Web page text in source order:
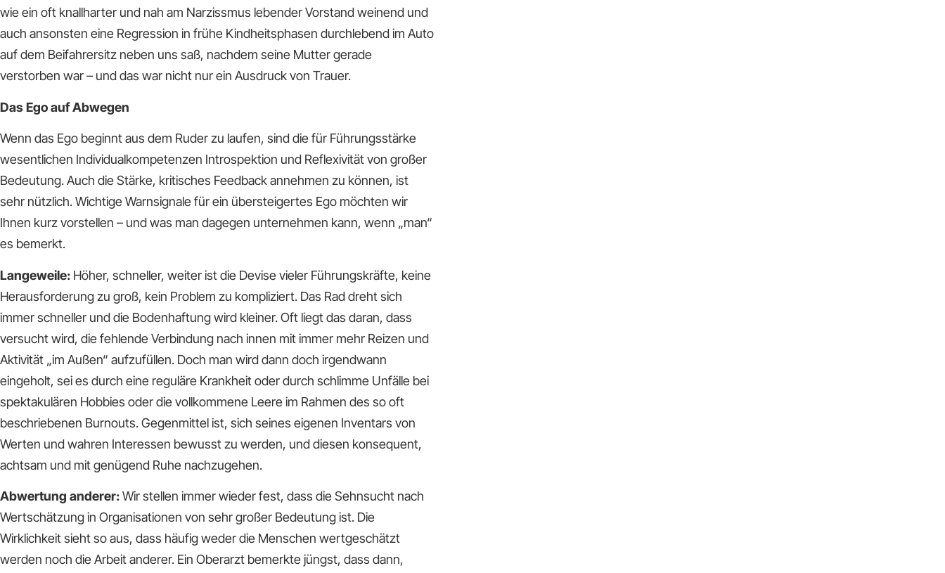
wie ein oft knallharter und nah am Narzissmus lebender Vorstand weinend und
auch ansonsten eine Regression in frühe Kindheitsphasen durchlebend im Auto
auf dem Beifahrersitz neben uns saß, nachdem seine Mutter gerade
verstorben war – und das war nicht nur ein Ausdruck von Trauer.
Das Ego auf Abwegen
Wenn das Ego beginnt aus dem Ruder zu laufen, sind die für Führungsstärke
wesentlichen Individualkompetenzen Introspektion und Reflexivität von großer
Bedeutung. Auch die Stärke, kritisches Feedback annehmen zu können, ist
sehr nützlich. Wichtige Warnsignale für ein übersteigertes Ego möchten wir
Ihnen kurz vorstellen – und was man dagegen unternehmen kann, wenn „man“
es bemerkt.
Langeweile: Höher, schneller, weiter ist die Devise vieler Führungskräfte, keine
Herausforderung zu groß, kein Problem zu kompliziert. Das Rad dreht sich
immer schneller und die Bodenhaftung wird kleiner. Oft liegt das daran, dass
versucht wird, die fehlende Verbindung nach innen mit immer mehr Reizen und
Aktivität „im Außen“ aufzufüllen. Doch man wird dann doch irgendwann
eingeholt, sei es durch eine reguläre Krankheit oder durch schlimme Unfälle bei
spektakulären Hobbies oder die vollkommene Leere im Rahmen des so oft
beschriebenen Burnouts. Gegenmittel ist, sich seines eigenen Inventars von
Werten und wahren Interessen bewusst zu werden, und diesen konsequent,
achtsam und mit genügend Ruhe nachzugehen.
Abwertung anderer:Wir stellen immer wieder fest, dass die Sehnsucht nach
Wertschätzung in Organisationen von sehr großer Bedeutung ist. Die
Wirklichkeit sieht so aus, dass häufig weder die Menschen wertgeschätzt
werden noch die Arbeit anderer. Ein Oberarzt bemerkte jüngst, dass dann,